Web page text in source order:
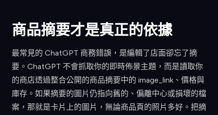
商品摘要才是真正的依據
最常見的 ChatGPT 商務錯誤，是編輯了店面卻忘了摘
要。ChatGPT 不會抓取你的即時佈景主題，而是讀取你
的商店透過整合公開的商品摘要中的 image_link、價格與
庫存。如果摘要的圖片仍指向舊的、偏離中心或損壞的檔
案，那就是卡片上的圖片，無論商品頁的照片多好。把摘